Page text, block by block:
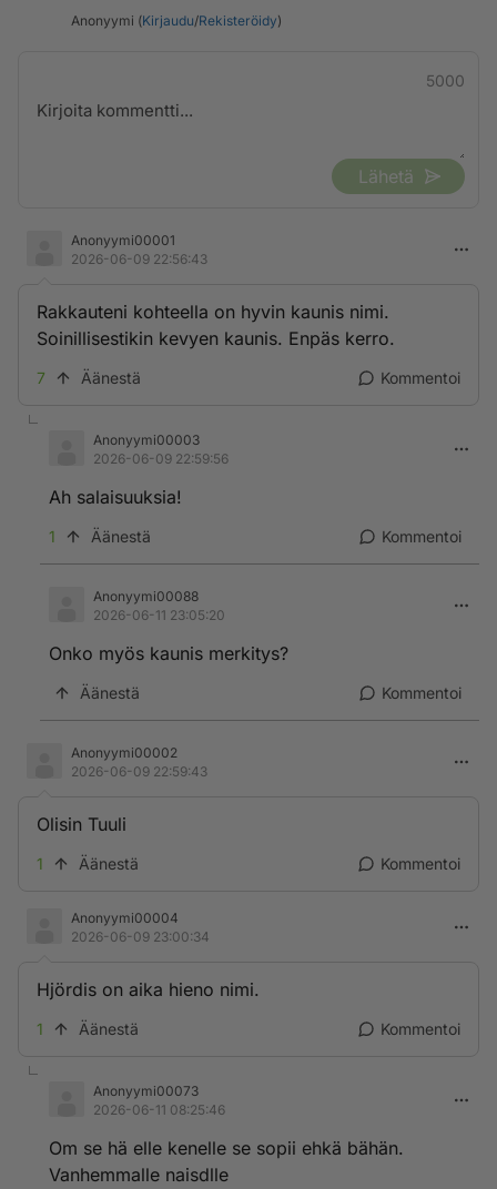
Anonyymi (Kirjaudu/Rekisteröidy)
5000
Lähetä
Anonyymi00001
2026-06-09 22:56:43
Rakkauteni kohteella on hyvin kaunis nimi.
Soinillisestikin kevyen kaunis. Enpäs kerro.
7 Äänestä Kommentoi
Anonyymi00003
2026-06-09 22:59:56
Ah salaisuuksia!
1 Äänestä Kommentoi
Anonyymi00088
2026-06-11 23:05:20
Onko myös kaunis merkitys?
Äänestä Kommentoi
Anonyymi00002
2026-06-09 22:59:43
Olisin Tuuli
1 Äänestä Kommentoi
Anonyymi00004
2026-06-09 23:00:34
Hjördis on aika hieno nimi.
1 Äänestä Kommentoi
Anonyymi00073
2026-06-11 08:25:46
Om se hä elle kenelle se sopii ehkä bähän.
Vanhemmalle naisdlle